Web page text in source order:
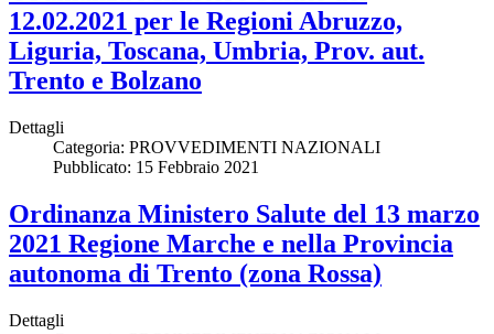
12.02.2021 per le Regioni Abruzzo,
Liguria, Toscana, Umbria, Prov. aut.
Trento e Bolzano
Dettagli
Categoria: PROVVEDIMENTI NAZIONALI
Pubblicato: 15 Febbraio 2021
Ordinanza Ministero Salute del 13 marzo
2021 Regione Marche e nella Provincia
autonoma di Trento (zona Rossa)
Dettagli